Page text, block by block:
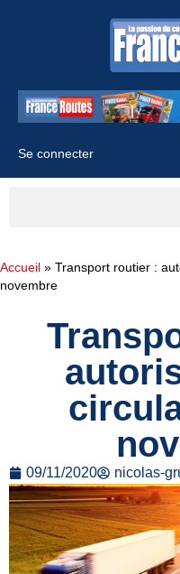
Se connecter
Accueil » Transport routier :
novembre
09/11/2020 nicolas-